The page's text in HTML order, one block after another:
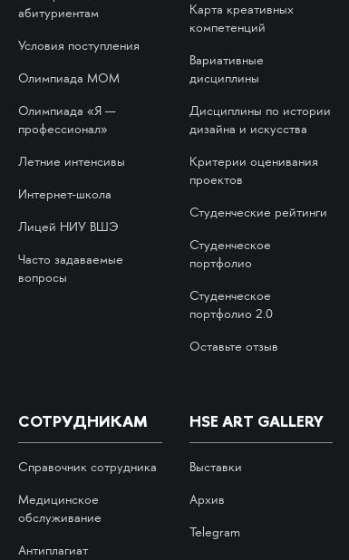
абитуриентам
Условия поступления
Олимпиада МОМ
Олимпиада «Я —
профессионал»
Летние интенсивы
Интернет-школа
Лицей НИУ ВШЭ
Часто задаваемые
вопросы
Карта креативных
компетенций
Вариативные
дисциплины
Дисциплины по истории
дизайна и искусства
Критерии оценивания
проектов
Студенческие рейтинги
Студенческое
портфолио
Студенческое
портфолио 2.0
Оставьте отзыв
СОТРУДНИКАМ
Справочник сотрудника
Медицинское
обслуживание
Антиплагиат
HSE ART GALLERY
Выставки
Архив
Telegram